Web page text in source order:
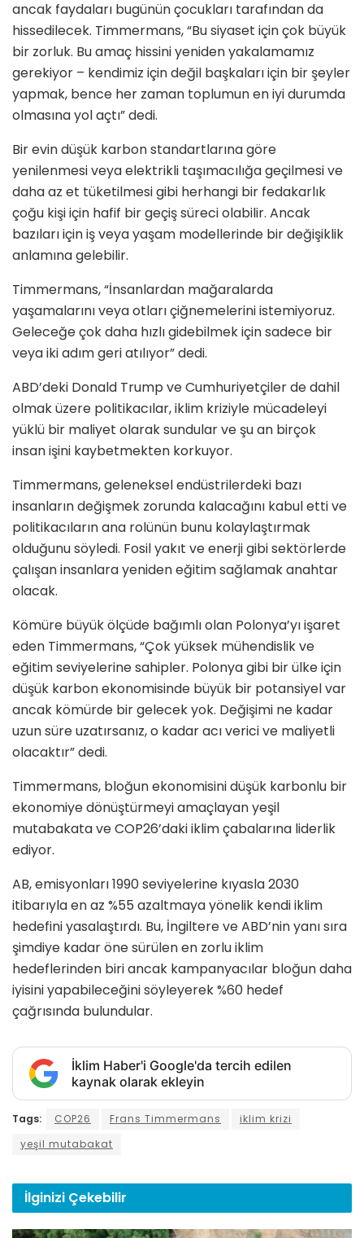
ancak faydaları bugünün çocukları tarafından da
hissedilecek. Timmermans, “Bu siyaset için çok büyük
bir zorluk. Bu amaç hissini yeniden yakalamamız
gerekiyor – kendimiz için değil başkaları için bir şeyler
yapmak, bence her zaman toplumun en iyi durumda
olmasına yol açtı” dedi.
Bir evin düşük karbon standartlarına göre
yenilenmesi veya elektrikli taşımacılığa geçilmesi ve
daha az et tüketilmesi gibi herhangi bir fedakarlık
çoğu kişi için hafif bir geçiş süreci olabilir. Ancak
bazıları için iş veya yaşam modellerinde bir değişiklik
anlamına gelebilir.
Timmermans, “İnsanlardan mağaralarda
yaşamalarını veya otları çiğnemelerini istemiyoruz.
Geleceğe çok daha hızlı gidebilmek için sadece bir
veya iki adım geri atılıyor” dedi.
ABD’deki Donald Trump ve Cumhuriyetçiler de dahil
olmak üzere politikacılar, iklim kriziyle mücadeleyi
yüklü bir maliyet olarak sundular ve şu an birçok
insan işini kaybetmekten korkuyor.
Timmermans, geleneksel endüstrilerdeki bazı
insanların değişmek zorunda kalacağını kabul etti ve
politikacıların ana rolünün bunu kolaylaştırmak
olduğunu söyledi. Fosil yakıt ve enerji gibi sektörlerde
çalışan insanlara yeniden eğitim sağlamak anahtar
olacak.
Kömüre büyük ölçüde bağımlı olan Polonya’yı işaret
eden Timmermans, “Çok yüksek mühendislik ve
eğitim seviyelerine sahipler. Polonya gibi bir ülke için
düşük karbon ekonomisinde büyük bir potansiyel var
ancak kömürde bir gelecek yok. Değişimi ne kadar
uzun süre uzatırsanız, o kadar acı verici ve maliyetli
olacaktır” dedi.
Timmermans, bloğun ekonomisini düşük karbonlu bir
ekonomiye dönüştürmeyi amaçlayan yeşil
mutabakata ve COP26’daki iklim çabalarına liderlik
ediyor.
AB, emisyonları 1990 seviyelerine kıyasla 2030
itibarıyla en az %55 azaltmaya yönelik kendi iklim
hedefini yasalaştırdı. Bu, İngiltere ve ABD’nin yanı sıra
şimdiye kadar öne sürülen en zorlu iklim
hedeflerinden biri ancak kampanyacılar bloğun daha
iyisini yapabileceğini söyleyerek %60 hedef
çağrısında bulundular.
İklim Haber'i Google'da tercih edilen
kaynak olarak ekleyin
Tags: COP26 Frans Timmermans
iklim krizi
yeşil mutabakat
İlginizi Çekebilir